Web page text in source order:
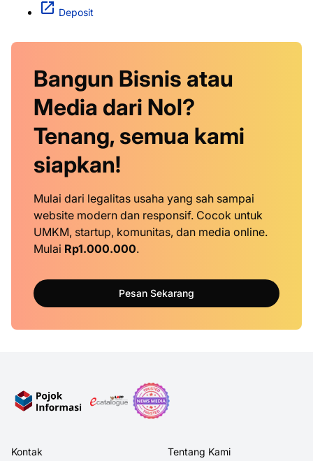
Deposit
Bangun Bisnis atau
Media dari Nol?
Tenang, semua kami
siapkan!
Mulai dari legalitas usaha yang sah sampai
website modern dan responsif. Cocok untuk
UMKM, startup, komunitas, dan media online.
Mulai Rp1.000.000.
Pesan Sekarang
Kontak Tentang Kami